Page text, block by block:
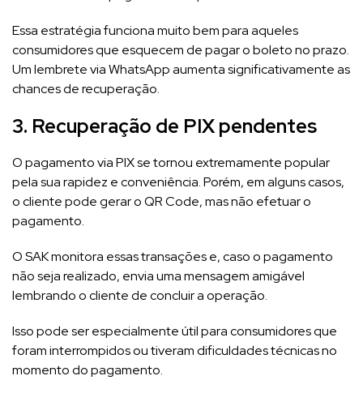
Essa estratégia funciona muito bem para aqueles
consumidores que esquecem de pagar o boleto no prazo.
Um lembrete via WhatsApp aumenta significativamente as
chances de recuperação.
3. Recuperação de PIX pendentes
O pagamento via PIX se tornou extremamente popular
pela sua rapidez e conveniência. Porém, em alguns casos,
o cliente pode gerar o QR Code, mas não efetuar o
pagamento.
O SAK monitora essas transações e, caso o pagamento
não seja realizado, envia uma mensagem amigável
lembrando o cliente de concluir a operação.
Isso pode ser especialmente útil para consumidores que
foram interrompidos ou tiveram dificuldades técnicas no
momento do pagamento.